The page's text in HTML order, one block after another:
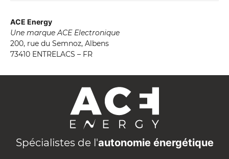
ACE Energy
Une marque ACE Electronique
200, rue du Semnoz, Albens
73410 ENTRELACS – FR
E
E
n
Spécialistes de l'autonomie énergétique